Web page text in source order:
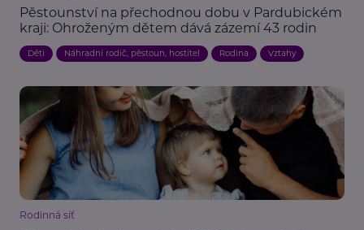
Pěstounství na přechodnou dobu v Pardubickém
kraji: Ohroženým dětem dává zázemí 43 rodin
Děti Náhradní rodič, pěstoun, hostitel Rodina Vztahy
Rodinná síť